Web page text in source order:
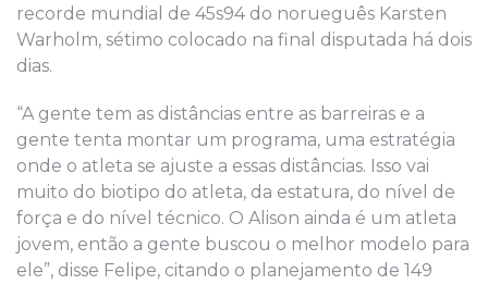
recorde mundial de 45s94 do norueguês Karsten
Warholm, sétimo colocado na final disputada há dois
dias.
“A gente tem as distâncias entre as barreiras e a
gente tenta montar um programa, uma estratégia
onde o atleta se ajuste a essas distâncias. Isso vai
muito do biotipo do atleta, da estatura, do nível de
força e do nível técnico. O Alison ainda é um atleta
jovem, então a gente buscou o melhor modelo para
ele”, disse Felipe, citando o planejamento de 149